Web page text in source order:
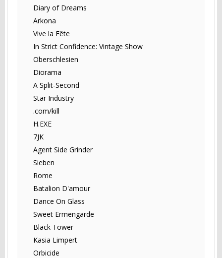
Diary of Dreams
Arkona
Vive la Fête
In Strict Confidence: Vintage Show
Oberschlesien
Diorama
A Split-Second
Star Industry
.com/kill
H.EXE
7JK
Agent Side Grinder
Sieben
Rome
Batalion D'amour
Dance On Glass
Sweet Ermengarde
Black Tower
Kasia Limpert
Orbicide